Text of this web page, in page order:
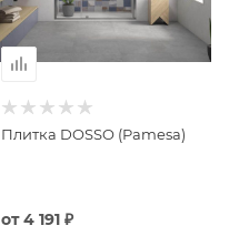
Плитка DOSSO (Pamesa)
от4 191 ₽